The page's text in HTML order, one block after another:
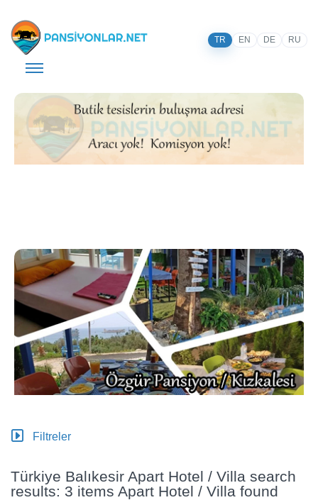
TR EN DE RU
Filtreler
Türkiye Balıkesir Apart Hotel / Villa search
results: 3 items Apart Hotel / Villa found